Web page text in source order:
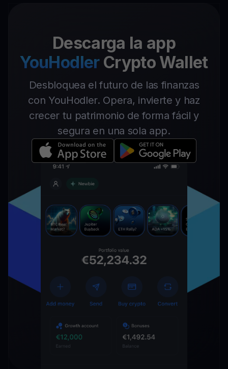
Descarga la app
YouHodler Crypto Wallet
Desbloquea el futuro de las finanzas
con YouHodler. Opera, invierte y haz
crecer tu patrimonio de forma fácil y
segura en una sola app.